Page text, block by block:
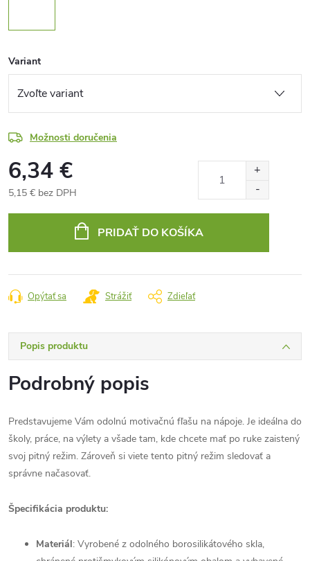
Variant
Možnosti doručenia
6,34 €
5,15 € bez DPH
PRIDAŤ DO KOŠÍKA
Opýtať sa Strážiť Zdieľať
Popis produktu
Podrobný popis
Predstavujeme Vám odolnú motivačnú fľašu na nápoje. Je ideálna do
školy, práce, na výlety a všade tam, kde chcete mať po ruke zaistený
svoj pitný režim. Zároveň si viete tento pitný režim sledovať a
správne načasovať.
Špecifikácia produktu:
Materiál: Vyrobené z odolného borosilikátového skla,